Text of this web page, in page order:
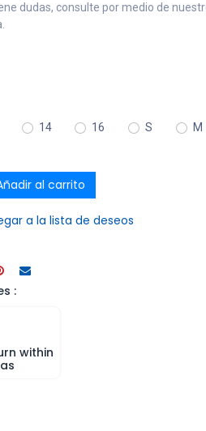
dudas, consulte por medio de
14 16 S M
al carrito
a la lista de deseos
:
within